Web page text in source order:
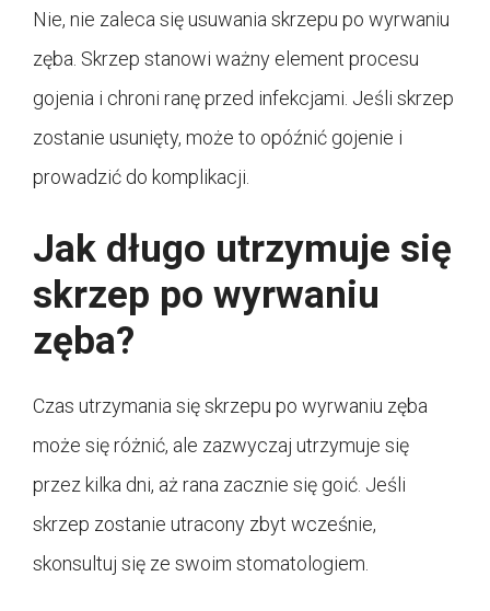
Nie, nie zaleca się usuwania skrzepu po wyrwaniu
zęba. Skrzep stanowi ważny element procesu
gojenia i chroni ranę przed infekcjami. Jeśli skrzep
zostanie usunięty, może to opóźnić gojenie i
prowadzić do komplikacji.
Jak długo utrzymuje się
skrzep po wyrwaniu
zęba?
Czas utrzymania się skrzepu po wyrwaniu zęba
może się różnić, ale zazwyczaj utrzymuje się
przez kilka dni, aż rana zacznie się goić. Jeśli
skrzep zostanie utracony zbyt wcześnie,
skonsultuj się ze swoim stomatologiem.